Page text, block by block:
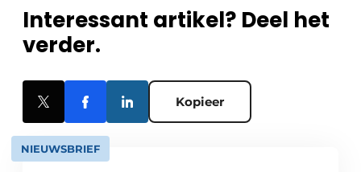
Interessant artikel? Deel het
verder.
Kopieer
NIEUWSBRIEF